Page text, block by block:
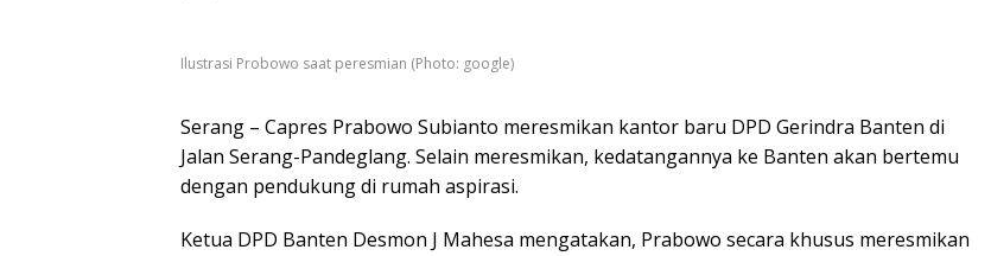
Ilustrasi Probowo saat peresmian (Photo: google)
Serang – Capres Prabowo Subianto meresmikan kantor baru DPD Gerindra Banten di
Jalan Serang-Pandeglang. Selain meresmikan, kedatangannya ke Banten akan bertemu
dengan pendukung di rumah aspirasi.
Ketua DPD Banten Desmon J Mahesa mengatakan, Prabowo secara khusus meresmikan